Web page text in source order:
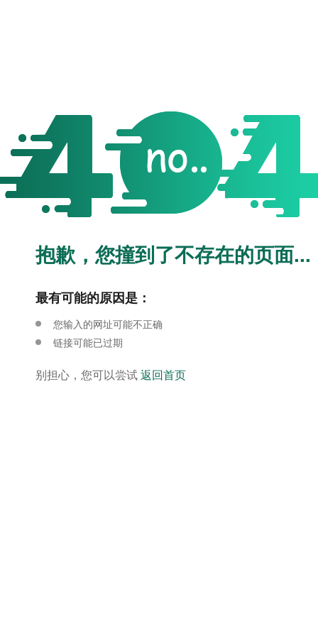
抱歉，您撞到了不存在的页面...
最有可能的原因是：
您输入的网址可能不正确
链接可能已过期
别担心，您可以尝试返回首页